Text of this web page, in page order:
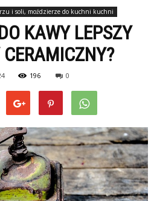
i soli, moździerze do kuchni kuchni
KAWY LEPSZY
196 0